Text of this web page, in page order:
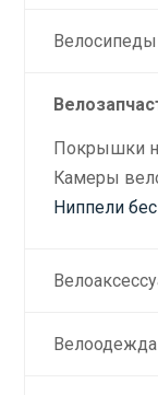
Велосипеды
Покрышки
Камеры
Ниппели
Велоодежда